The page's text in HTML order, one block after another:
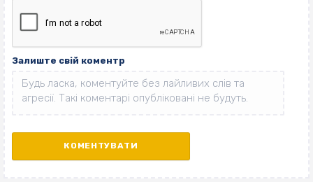
Залиште свій коментр